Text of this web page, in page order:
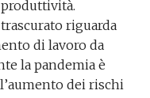
riguarda
di lavoro da
la pandemia è
dei rischi